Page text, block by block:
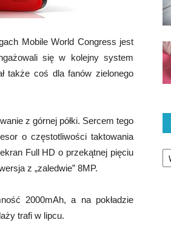
Mobile World Congress jest
się w kolejny system
także coś dla fanów zielonego
z górnej półki. Sercem tego
o częstotliwości taktowania
Full HD o przekątnej pięciu
z „zaledwie” 8MP.
2000mAh, a na pokładzie
trafi w lipcu.